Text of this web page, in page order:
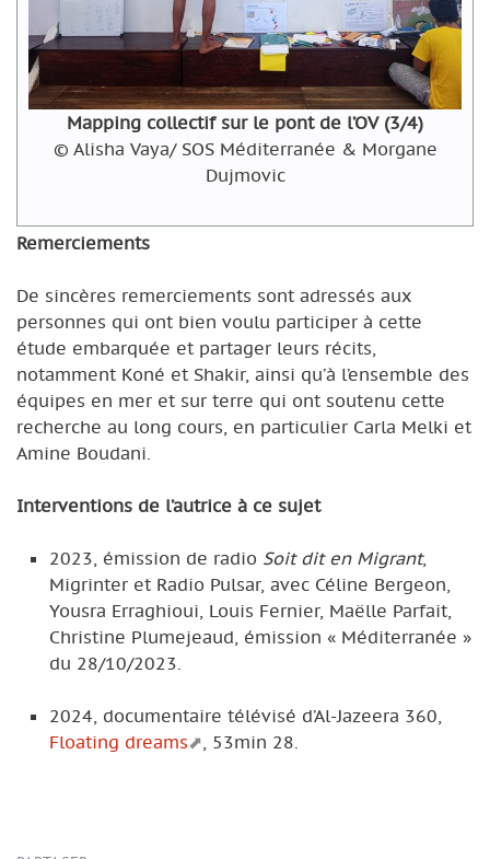
Mapping collectif sur le pont de l’OV (3/4)
© Alisha Vaya/ SOS Méditerranée & Morgane
Dujmovic
Remerciements
De sincères remerciements sont adressés aux
personnes qui ont bien voulu participer à cette
étude embarquée et partager leurs récits,
notamment Koné et Shakir, ainsi qu’à l’ensemble des
équipes en mer et sur terre qui ont soutenu cette
recherche au long cours, en particulier Carla Melki et
Amine Boudani.
Interventions de l’autrice à ce sujet
2023, émission de radio Soit dit en Migrant,
Migrinter et Radio Pulsar, avec Céline Bergeon,
Yousra Erraghioui, Louis Fernier, Maëlle Parfait,
Christine Plumejeaud, émission « Méditerranée »
du 28/10/2023.
2024, documentaire télévisé d’Al-Jazeera 360,
Floating dreams
, 53min 28.